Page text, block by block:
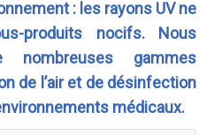
: les rayons UV ne
produits nocifs. Nous
gammes
de l’air et de désinfection
médicaux.